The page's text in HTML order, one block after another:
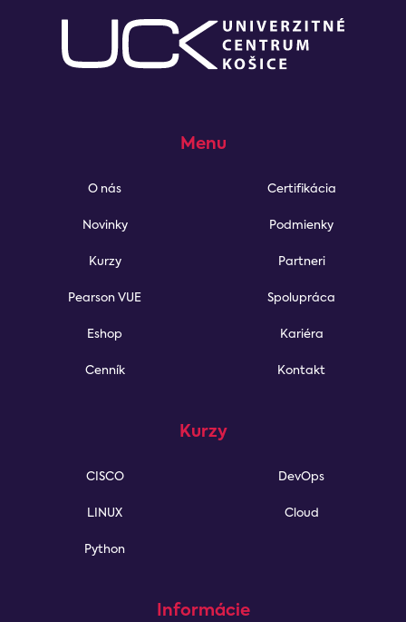
Menu
O nás
Novinky
Kurzy
Pearson VUE
Eshop
Cenník
Certifikácia
Podmienky
Partneri
Spolupráca
Kariéra
Kontakt
Kurzy
CISCO
LINUX
Python
DevOps
Cloud
Informácie